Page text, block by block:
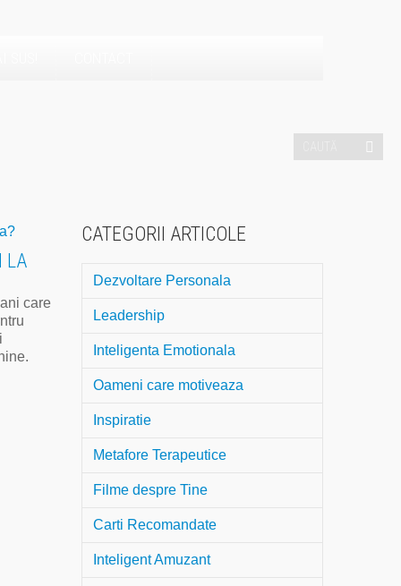
LA
care
CATEGORII ARTICOLE
Dezvoltare Personala
Leadership
Inteligenta Emotionala
Oameni care motiveaza
Inspiratie
Metafore Terapeutice
Filme despre Tine
Carti Recomandate
Inteligent Amuzant